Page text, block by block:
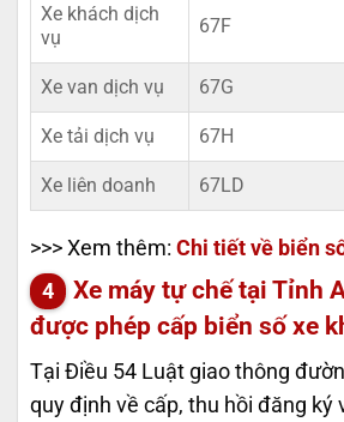
Xe khách dịch
vụ
67F
Xe van dịch vụ 67G
Xe tải dịch vụ 67H
Xe liên doanh 67LD
>>> Xem thêm: Chi tiết về biển
Xe máy tự chế tại Tỉnh
được phép cấp biển số xe
Tại Điều 54 Luật giao thông
quy định về cấp, thu hồi đăng ký